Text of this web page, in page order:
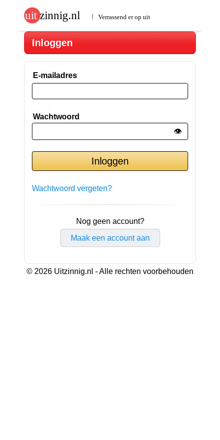
Inloggen
E-mailadres
Wachtwoord
👁️
Wachtwoord vergeten?
Nog geen account?
Maak een account aan
© 2026 Uitzinnig.nl - Alle rechten voorbehouden